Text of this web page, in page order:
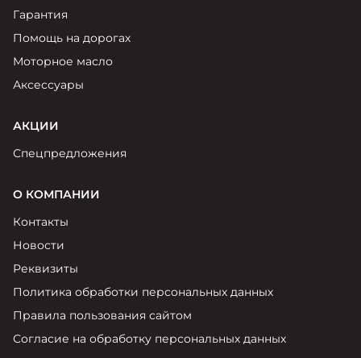
Гарантия
Помощь на дорогах
Моторное масло
Аксессуары
АКЦИИ
Спецпредложения
О КОМПАНИИ
Контакты
Новости
Реквизиты
Политика обработки персональных данных
Правила пользования сайтом
Согласие на обработку персональных данных